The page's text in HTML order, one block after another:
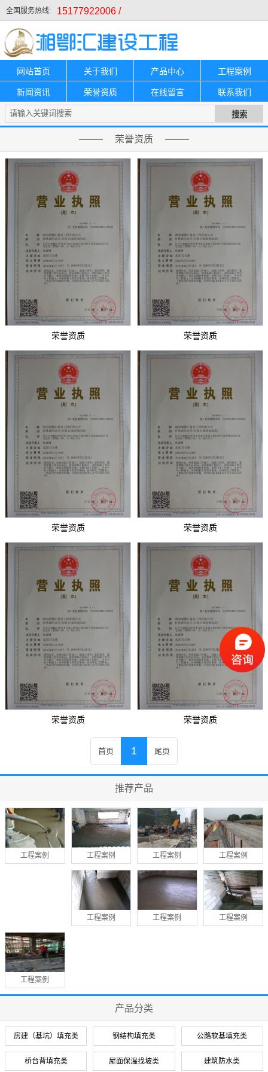
全国服务热线: 15177922006 /
网站首页 关于我们 产品中心 工程案例
新闻资讯 荣誉资质 在线留言 联系我们
荣誉资质
荣誉资质 荣誉资质
荣誉资质 荣誉资质
荣誉资质 荣誉资质
首页 1 尾页
推荐产品
工程案例 工程案例 工程案例 工程案例
工程案例 工程案例 工程案例
工程案例
产品分类
房建（基坑）填充类 钢结构填充类 公路软基填充类
桥台背填充类 屋面保温找坡类 建筑防水类